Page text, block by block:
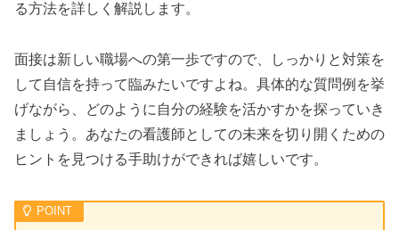
る方法を詳しく解説します。
面接は新しい職場への第一歩ですので、しっかりと対策を
して自信を持って臨みたいですよね。具体的な質問例を挙
げながら、どのように自分の経験を活かすかを探っていき
ましょう。あなたの看護師としての未来を切り開くための
ヒントを見つける手助けができれば嬉しいです。